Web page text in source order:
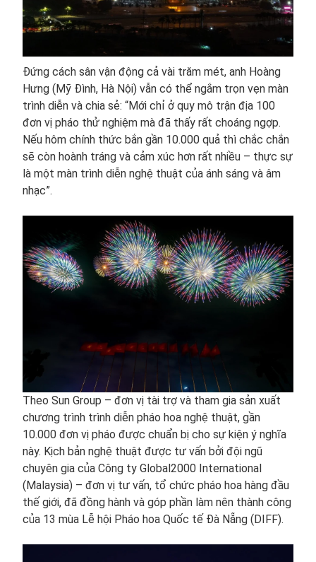
Đứng cách sân vận động cả vài trăm mét, anh Hoàng
Hưng (Mỹ Đình, Hà Nội) vẫn có thể ngắm trọn vẹn màn
trình diễn và chia sẻ: “Mới chỉ ở quy mô trận địa 100
đơn vị pháo thử nghiệm mà đã thấy rất choáng ngợp.
Nếu hôm chính thức bắn gần 10.000 quả thì chắc chắn
sẽ còn hoành tráng và cảm xúc hơn rất nhiều – thực sự
là một màn trình diễn nghệ thuật của ánh sáng và âm
nhạc”.
Theo Sun Group – đơn vị tài trợ và tham gia sản xuất
chương trình trình diễn pháo hoa nghệ thuật, gần
10.000 đơn vị pháo được chuẩn bị cho sự kiện ý nghĩa
này. Kịch bản nghệ thuật được tư vấn bởi đội ngũ
chuyên gia của Công ty Global2000 International
(Malaysia) – đơn vị tư vấn, tổ chức pháo hoa hàng đầu
thế giới, đã đồng hành và góp phần làm nên thành công
của 13 mùa Lễ hội Pháo hoa Quốc tế Đà Nẵng (DIFF).